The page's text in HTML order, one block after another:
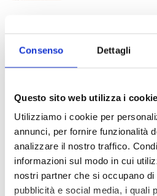
Consenso Dettagli
Questo sito web utilizza i cookie
Utilizziamo i cookie per
annunci, per fornire funzionalità
analizzare il nostro traffico.
informazioni sul modo in cui
nostri partner che si occupano
pubblicità e social media, i quali
rating di legalità
La tutela del
priorità
24 Agosto 2020
L’opas Ubi va
28 Luglio 2020